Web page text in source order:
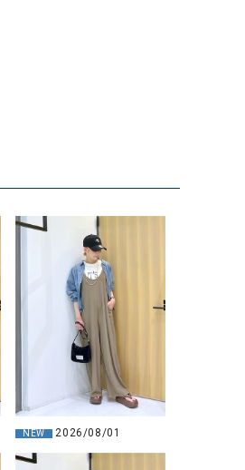
NEW 2026/08/01